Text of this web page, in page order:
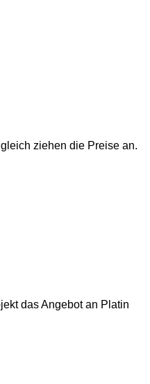
ziehen die Preise an.
das Angebot an Platin